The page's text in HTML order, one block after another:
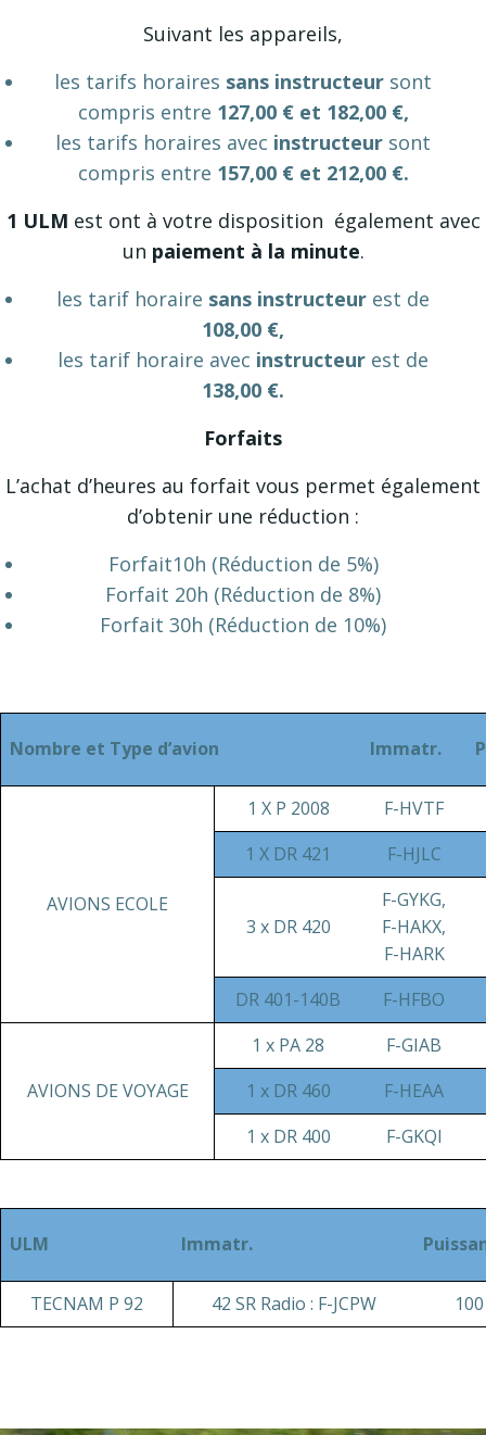
Suivant les appareils,
les tarifs horaires sans instructeur sont
compris entre 127,00 € et 182,00 €,
les tarifs horaires avec instructeur sont
compris entre 157,00 € et 212,00 €.
1 ULM est ont à votre disposition également avec
un paiement à la minute.
les tarif horaire sans instructeur est de
108,00 €,
les tarif horaire avec instructeur est de
138,00 €.
Forfaits
L’achat d’heures au forfait vous permet également
d’obtenir une réduction :
Forfait10h (Réduction de 5%)
Forfait 20h (Réduction de 8%)
Forfait 30h (Réduction de 10%)
Nombre et Type d’avion Immatr.
AVIONS ECOLE
1 X P 2008
F-HVTF
1 X DR 421
F-HJLC
3 x DR 420
F-GYKG,
F-HAKX,
F-HARK
DR 401-140B
F-HFBO
AVIONS DE VOYAGE
1 x PA 28
F-GIAB
1 x DR 460
F-HEAA
1 x DR 400
F-GKQI
ULM Immatr.
TECNAM P 92 42 SR Radio : F-JCPW